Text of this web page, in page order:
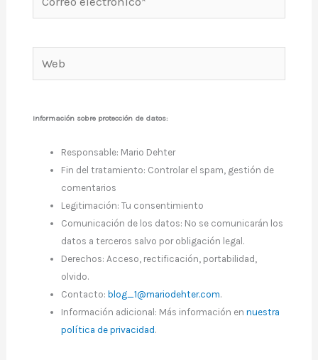
electrónico*
Información sobre protección de datos:
Responsable: Mario Dehter
Fin del tratamiento: Controlar el spam, gestión de
comentarios
Legitimación: Tu consentimiento
Comunicación de los datos: No se comunicarán los
datos a terceros salvo por obligación legal.
Derechos: Acceso, rectificación, portabilidad,
olvido.
Contacto:blog_1@mariodehter.com.
Información adicional: Más información ennuestra
política de privacidad.